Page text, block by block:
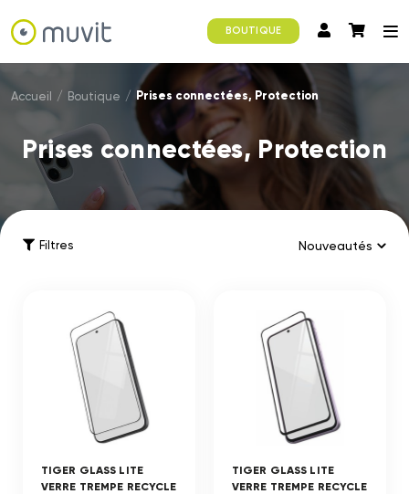
BOUTIQUE
Accueil / Boutique / Prises connectées, Protection
Prises connectées, Protection
Filtres
TIGER GLASS LITE
VERRE TREMPE RECYCLE
TIGER GLASS LITE
VERRE TREMPE RECYCLE